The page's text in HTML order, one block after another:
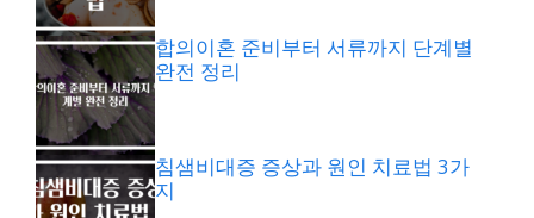
합의이혼 준비부터 서류까지 단계별
완전 정리
침샘비대증 증상과 원인 치료법 3가
지